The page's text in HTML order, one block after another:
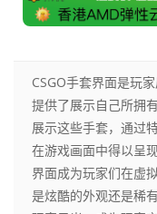
CSGO手套界面是玩
提供了展示自己所拥
展示这些手套，通过
在游戏画面中得以呈
界面成为玩家们在虚
是炫酷的外观还是稀